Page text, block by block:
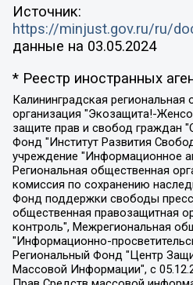
Источник:
https://minjust.gov.ru/ru/
данные на 03.05.2024
* Реестр иностранных
Калининградская региональная общественная организация "Экозащита!-Женсовет", Фонд содействия защите прав и свобод граждан "Общественный вердикт", Фонд "Институт Развития Свободы Информации", Частное учреждение "Информационное агентство МЕМО. РУ", Региональная общественная организация "Общественная комиссия по сохранению наследия академика Сахарова", Фонд поддержки свободы прессы, Санкт-Петербургская общественная правозащитная организация "Гражданский контроль", Межрегиональная общественная организация "Информационно-просветительский центр "Мемориал", Региональный Фонд "Центр Защиты Прав Средств Массовой Информации", с 05.12.2023 Фонд "Центр Защиты Прав Средств массовой информации", Региональная общественная благотворительная организация помощи беженцам и мигрантам "Гражданское содействие", Негосударственное образовательное учреждение дополнительного профессионального образования (повышение квалификации) специалистов "АКАДЕМИЯ ПО ПРАВАМ ЧЕЛОВЕКА", Свердловская региональная общественная организация "Сутяжник", Автономная некоммерческая организация "Центр независимых социологических исследований", Союз общественных объединений "Российский исследовательский центр по правам человека", Региональное общественное учреждение научно-информационный центр "МЕМОРИАЛ", Некоммерческая организация "Фонд защиты гласности", Автономная некоммерческая организация "Институт прав человека", Городская общественная организация "Екатеринбургское общество "МЕМОРИАЛ", Городская общественная организация "Рязанское историко-просветительское и правозащитное общество "Мемориал" (Рязанский Мемориал), Челябинский региональный орган общественной самодеятельности – женское общественное объединение "Женщины Евразии", Челябинский региональный орган общественной самодеятельности "Уральская правозащитная группа", Фонд содействия защите здоровья и социальной справедливости имени Андрея Рылькова, Автономная Некоммерческая Организация "Аналитический Центр Юрия Левады", Автономная некоммерческая организация социальной поддержки населения "Проект Апрель", Региональная общественная организация помощи женщинам и детям, находящимся в кризисной ситуации "Информационно-методический центр "Анна", Фонд содействия развитию массовых коммуникаций и правовому просвещению "Так-так-Так", Фонд содействия устойчивому развитию "Серебряная тайга", Свердловский региональный общественный фонд социальных проектов "Новое время", "Idel.Реалии", Кавказ.Реалии, Крым.Реалии, Телеканал Настоящее Время, Татаро-башкирская служба Радио Свобода (Azatliq Radiosi), Радио Свободная Европа/Радио Свобода (PCE/PC), "Сибирь.Реалии", "Фактограф", Благотворительный фонд помощи осужденным и их семьям, Автономная некоммерческая организация "Институт глобализации и социальных движений", Фонд "В защиту прав заключенных", Частное учреждение "Центр поддержки и содействия развитию средств массовой информации", Пензенский региональный общественный благотворительный фонд "Гражданский союз", "Север.Реалии", Некоммерческая организация Фонд "Правовая инициатива", Общество с ограниченной ответственностью "Радио Свободная Европа/Радио Свобода", Чешское информационное агентство "MEDIUM-ORIENT", Красноярская региональная общественная организация "Мы против СПИДа", Камалягин Денис Николаевич, Маркелов Сергей Евгеньевич, Пономарев Лев Александрович, Савицкая Людмила Алексеевна, Автономная некоммерческая организация "Центр по работе с проблемой насилия "НАСИЛИЮ.НЕТ", Межрегиональный профессиональный союз работников здравоохранения "Альянс врачей", Юридическое лицо, зарегистрированное в Латвийской Республике, SIA "Medusa Project" (регистрационный номер 40103797863, дата регистрации 10.06.2014), Некоммерческая организация "Фонд по борьбе с коррупцией", Автономная некоммерческая организация "Институт права и публичной политики", Баданин Роман Сергеевич, Гликин Максим Александрович, Железнова Мария Михайловна, Лукьянова Юлия Сергеевна, Маетная Елизавета Витальевна, Маняхин Петр Борисович, Чуракова Ольга Владимировна, Ярош Юлия Петровна, Юридическое лицо "The Insider SIA", зарегистрированное в Риге, Латвийская Республика (дата регистрации 26.06.2015), являющееся администратором доменного имени интернет-издания "The Insider SIA", https://theins.ru, Постернак Алексей Евгеньевич, Рубин Михаил Аркадьевич, Анин Роман Александрович, Юридическое лицо Istories fonds, зарегистрированное в Латвийской Республике (регистрационный номер 50008295751, дата регистрации 24.02.2020), Великовский Дмитрий Александрович, Долинина Ирина Николаевна, Мароховская Алеся Алексеевна, Шлейнов Роман Юрьевич, Шмагун Олеся Валентиновна, Общество с ограниченной ответственностью "Альтаир 2021", Общество с ограниченной ответственностью "Вега 2021", Общество с ограниченной ответственностью "Главный редактор 2021", Общество с ограниченной ответственностью "Ромашки монолит", Важенков Артем Валерьевич, Ивановская областная общественная организация "Центр гендерных исследований", Гурман Юрий Альбертович, Медиапроект "ОВД-Инфо", Егоров Владимир Владимирович, Жилинский Владимир Александрович, Общество с ограниченной ответственностью "ЗП", Иванова София Юрьевна, Карезина Инна Павловна, Кильтау Екатерина Викторовна, Петров Алексей Викторович, Пискунов Сергей Евгеньевич, Смирнов Сергей Сергеевич, Тихонов Михаил Сергеевич, Общество с ограниченной ответственностью "ЖУРНАЛИСТ-ИНОСТРАННЫЙ АГЕНТ", Арапова Галина Юрьевна, Вольтская Татьяна Анатольевна, Американская компания "Mason G.E.S. Anonymous Foundation" (США), являющаяся владельцем интернет-издания https://mnews.world/, Компания "Stichting Bellingcat", зарегистрированная в Нидерландах (дата регистрации 11.07.2018), Захаров Андрей Вячеславович, Клепиковская Екатерина Дмитриевна, Общество с ограниченной ответственностью "МЕМО", Перл Роман Александрович, Симонов Евгений Алексеевич, Соловьева Елена Анатольевна, Сотников Даниил Владимирович, Сурначева Елизавета Дмитриевна, Автономная некоммерческая организация по защите прав человека и информированию населения "Якутия – Наше Мнение", Общество с ограниченной ответственностью "Москоу диджитал медиа", с 26.01.2023 Общество с ограниченной ответственностью "Чайка Белые сады", Ветошкина Валерия Валерьевна, Заговора Максим Александрович, Межрегиональное общественное движение "Российская ЛГБТ - сеть", Оленичев Максим Владимирович, Павлов Иван Юрьевич, Скворцова Елена Сергеевна, Общество с ограниченной ответственностью "Как бы инагент", Кочетков Игорь Викторович, Общество с ограниченной ответственностью "Честные выборы", Еланчик Олег Александрович, Общество с ограниченной ответственностью "Нобелевский призыв", Гималова Регина Эмилевна, Григорьев Андрей Валерьевич, Григорьева Алина Александровна, Ассоциация по содействию защите прав призывников, альтернативнослужащих и военнослужащих "Правозащитная группа "Гражданин.Армия.Право", Хисамова Регина Фаритовна, Автономная некоммерческая организация по реализации социально-правовых программ "Лилит", Дальневосточное общественное